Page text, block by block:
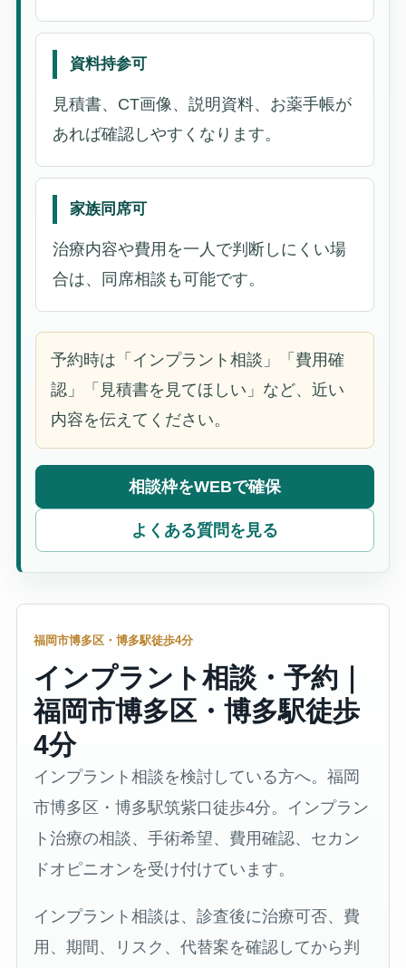
資料持参可
見積書、CT画像、説明資料、お薬手帳が
あれば確認しやすくなります。
家族同席可
治療内容や費用を一人で判断しにくい場
合は、同席相談も可能です。
予約時は「インプラント相談」「費用確
認」「見積書を見てほしい」など、近い
内容を伝えてください。
相談枠をWEBで確保
よくある質問を見る
福岡市博多区・博多駅徒歩4分
インプラント相談・予約｜
福岡市博多区・博多駅徒歩
4分
インプラント相談を検討している方へ。福岡
市博多区・博多駅筑紫口徒歩4分。インプラン
ト治療の相談、手術希望、費用確認、セカン
ドオピニオンを受け付けています。
インプラント相談は、診査後に治療可否、費
用、期間、リスク、代替案を確認してから判